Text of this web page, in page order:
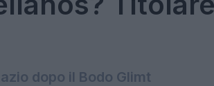
dopo il Bodo Glimt